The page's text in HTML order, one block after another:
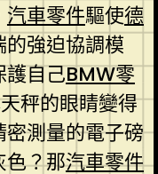
汽車零件驅使德
強迫協調模
護自己BMW零
秤的眼睛變得
測量的電子磅
色？那汽車零件